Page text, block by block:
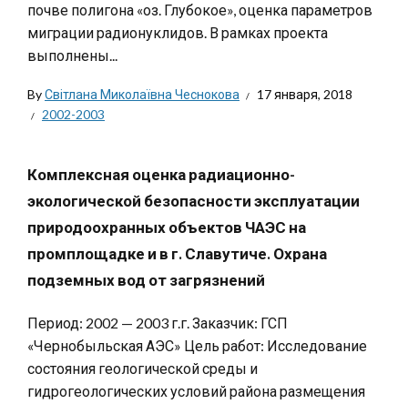
почве полигона «оз. Глубокое», оценка параметров
миграции радионуклидов. В рамках проекта
выполнены...
ByСвітлана Миколаївна Чеснокова
17 января, 2018
2002-2003
Комплексная оценка радиационно-
экологической безопасности эксплуатации
природоохранных объектов ЧАЭС на
промплощадке и в г. Славутиче. Охрана
подземных вод от загрязнений
Период: 2002 — 2003 г.г. Заказчик: ГСП
«Чернобыльская АЭС» Цель работ: Исследование
состояния геологической среды и
гидрогеологических условий района размещения